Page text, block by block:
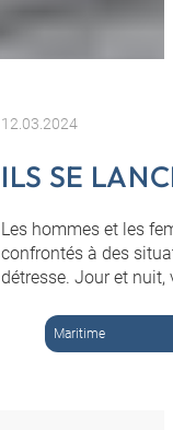
12.03.2024
ILS SE
Les hommes et les
confrontés à des
détresse. Jour et nuit,
Maritime